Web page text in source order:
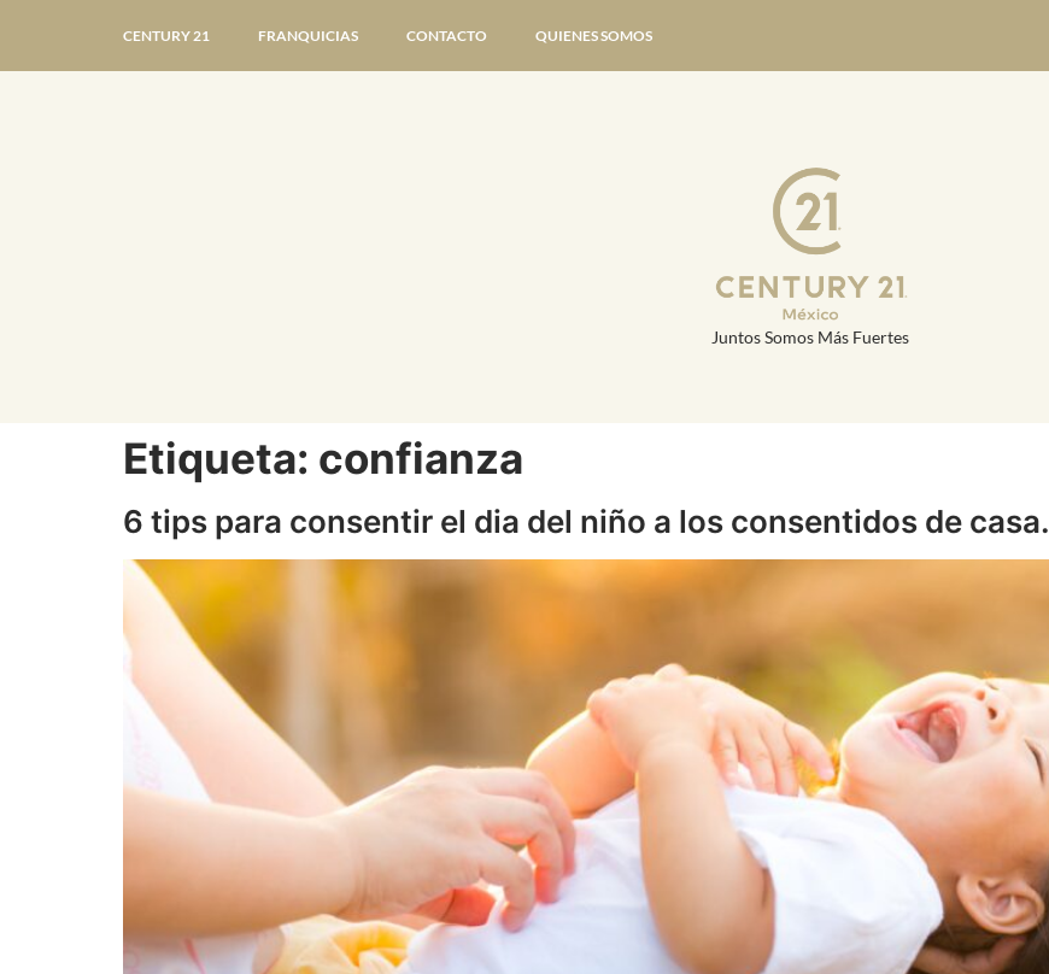
CENTURY 21 FRANQUICIAS CONTACTO QUIENES SOMOS
Juntos Somos Más Fuertes
Etiqueta: confianza
6 tips para consentir el dia del niño a los consentidos de casa.